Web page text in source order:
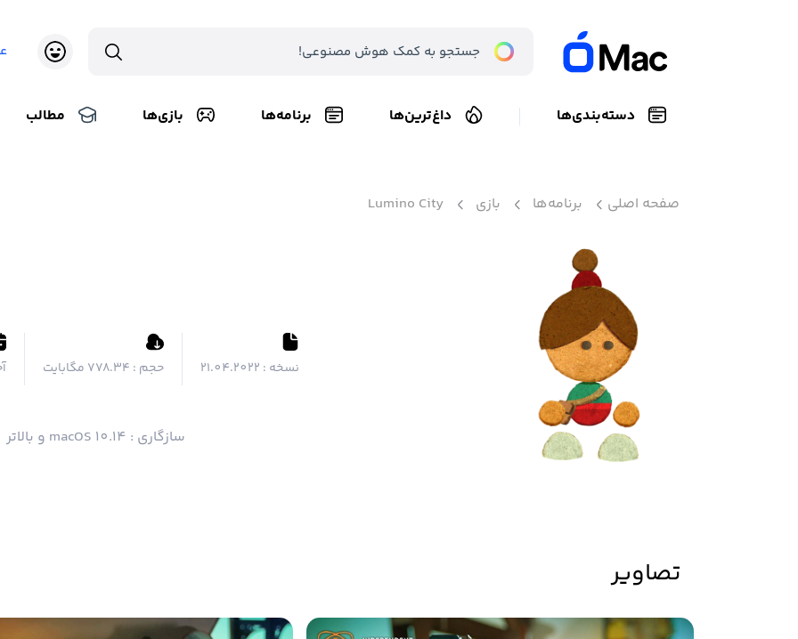
دسته‌بندی‌ها داغ‌ترین‌ها برنامه‌ها بازی‌ها مطالب
صفحه اصلی برنامه‌ها بازی Lumino City
نسخه : 21.04.2022 حجم : ۷۷۸.۳۴ مگابایت
سازگاری : macOS 10.14 و بالاتر
تصاویر